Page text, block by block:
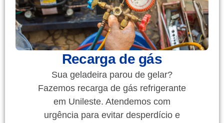
Recarga de gás
Sua geladeira parou de gelar?
Fazemos recarga de gás refrigerante
em Unileste. Atendemos com
urgência para evitar desperdício e